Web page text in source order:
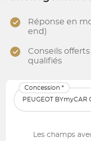
Réponse en
end)
Conseils
qualifiés
Concession *
Les champs